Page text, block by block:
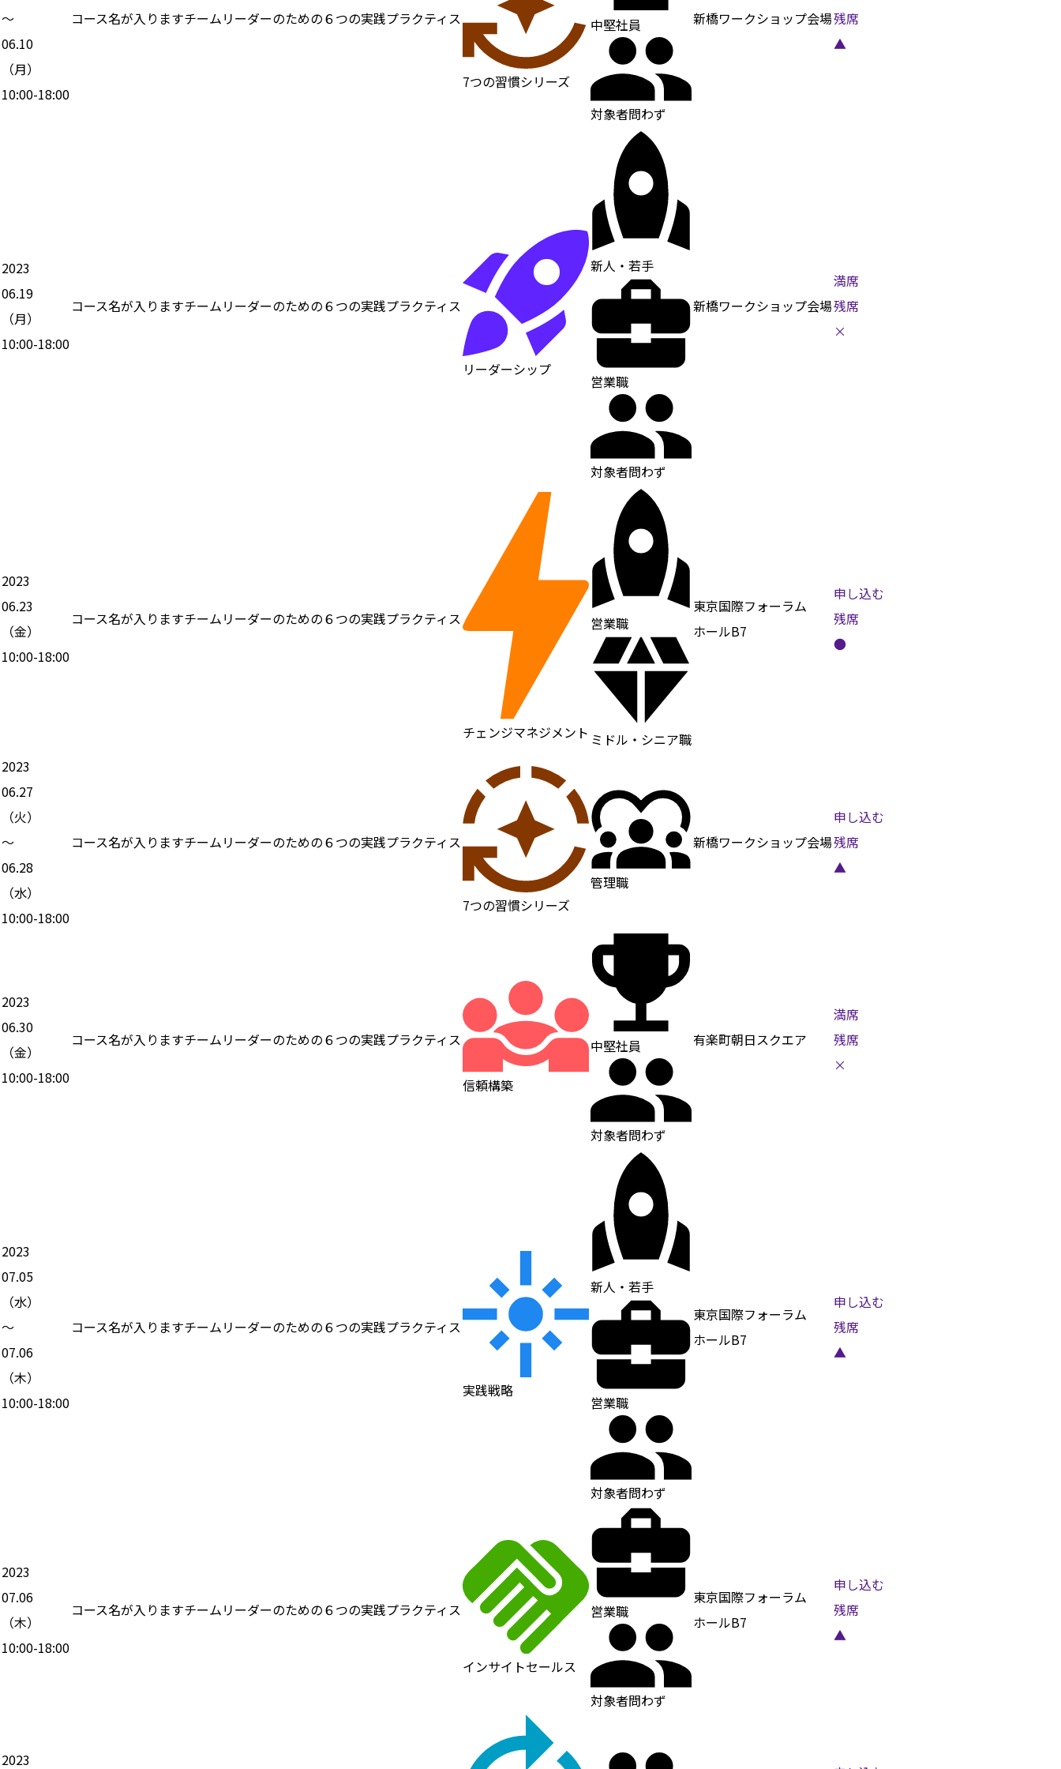
〜
06.10
（月）
10:00-18:00
コース名が入りますチームリーダーのための６つの実践プラクティス
7つの習慣シリーズ
中堅社員
対象者問わず
新橋ワークショップ会場残席
▲
2023
06.19
（月）
10:00-18:00
コース名が入りますチームリーダーのための６つの実践プラクティス
リーダーシップ
新人・若手
営業職
対象者問わず
新橋ワークショップ会場
満席
残席
×
2023
06.23
（金）
10:00-18:00
コース名が入りますチームリーダーのための６つの実践プラクティス
チェンジマネジメント
営業職
ミドル・シニア職
東京国際フォーラム
ホールB7
申し込む
残席
●
2023
06.27
（火）
〜
06.28
（水）
10:00-18:00
コース名が入りますチームリーダーのための６つの実践プラクティス
7つの習慣シリーズ
管理職
新橋ワークショップ会場
申し込む
残席
▲
2023
06.30
（金）
10:00-18:00
コース名が入りますチームリーダーのための６つの実践プラクティス
信頼構築
中堅社員
対象者問わず
有楽町朝日スクエア
満席
残席
×
2023
07.05
（水）
〜
07.06
（木）
10:00-18:00
コース名が入りますチームリーダーのための６つの実践プラクティス
実践戦略
新人・若手
営業職
対象者問わず
東京国際フォーラム
ホールB7
申し込む
残席
▲
2023
07.06
（木）
10:00-18:00
コース名が入りますチームリーダーのための６つの実践プラクティス
インサイトセールス
営業職
対象者問わず
東京国際フォーラム
ホールB7
申し込む
残席
▲
2023